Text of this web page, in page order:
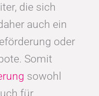
die sich
auch ein
oder
Somit
sowohl
für